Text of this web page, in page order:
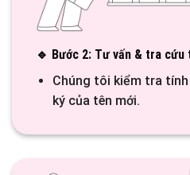
🔹 Bước 2: Tư vấn & tra cứu
Chúng tôi kiểm tra
ký của tên mới.